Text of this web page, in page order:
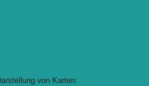
von Karten: